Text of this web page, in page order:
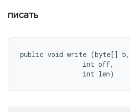
писать
public void write (byte[] b,
                int off,
                int len)